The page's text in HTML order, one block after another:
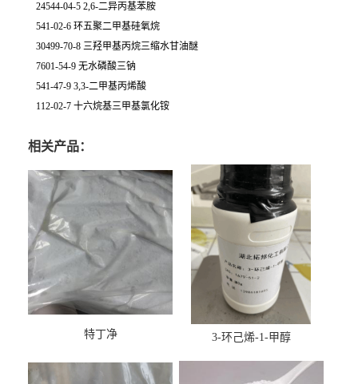
24544-04-5 2,6-二异丙基苯胺
541-02-6 环五聚二甲基硅氧烷
30499-70-8 三羟甲基丙烷三缩水甘油醚
7601-54-9 无水磷酸三钠
541-47-9 3,3-二甲基丙烯酸
112-02-7 十六烷基三甲基氯化铵
相关产品：
特丁净 3-环己烯-1-甲醇